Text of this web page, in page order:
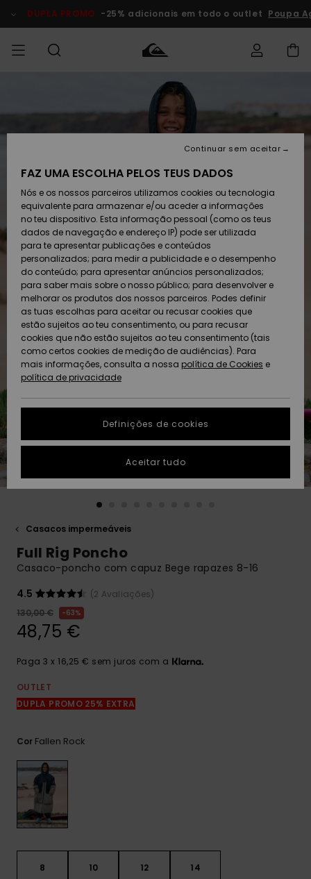
do
DUPLA PROMO -25% adicionais em todo o outlet Poupa
Roupas
Calçado e
chinelos
Surfe/água
Snow
Artigos
recém-
chegados
Coleções
MENINO
Roupas
Calçado e
chinelos
Surfe/água
Neve
Artigos
recém-
chegados
Highlights
MULHER
chegados
Highlights
Snow
SURF
Surf Shop
Homem
Crianças
Highlights
Community
SNOW
Artigos
Neve
Artigos
Criança
Snow Shop
Feminino
Highlights
Community
DUPLA
PROMO
Outlet
Homem
Criança
Outlet
Mulher
AJUDA
Acede à tua
encomenda
Devoluções
Pagamento
Cartão
presente
Quiksilver
Freedom
Protecção de
dados
Guia de
tamanhos
conversa para
obteres a
resposta mais
conversa
Encontra
respostas
para as
formulário de
Consultar
SUSTAINABILITY
PRESENTE
DESEJO
Casacos impermeáveis
Full Rig Poncho
Casaco-poncho com capuz Bege rapazes 8-16
4.5
(2 Avaliações)
130,00 €
63%
48,75 €
Paga 3 x 16,25 € sem juros com a
OUTLET
DUPLA PROMO 25% EXTRA
Cor Fallen Rock
8 10 12 14
FAZ UMA ESCOLHA PELOS TEUS DADOS
Nós e os nossos parceiros utilizamos cookies ou tecnologia
equivalente para armazenar e/ou aceder a informações
no teu dispositivo. Esta informação pessoal (como os teus
dados de navegação e endereço IP) pode ser utilizada
para te apresentar publicações e conteúdos
personalizados; para medir a publicidade e o desempenho
do conteúdo; para apresentar anúncios personalizados;
para saber mais sobre o nosso público; para desenvolver e
melhorar os produtos dos nossos parceiros. Podes definir
as tuas escolhas para aceitar ou recusar cookies que
estão sujeitos ao teu consentimento, ou para recusar
cookies que não estão sujeitos ao teu consentimento (tais
como certos cookies de medição de audiências). Para
mais informações, consulta a nossa política de Cookies e
política de privacidade
Definições de cookies
Continuar sem aceitar
Aceitar tudo